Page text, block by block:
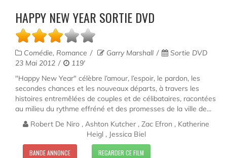
HAPPY NEW YEAR SORTIE DVD
Comédie, Romance Garry Marshall
Sortie DVD
23 Mai 2012
119'
"Happy New Year" célèbre l’amour, l’espoir, le pardon, les
secondes chances et les nouveaux départs, à travers les
histoires entremêlées de couples et de célibataires, racontées
au milieu du rythme effréné et des promesses de la ville de...
Robert De Niro , Ashton Kutcher , Zac Efron , Katherine
Heigl , Jessica Biel
BANDE ANNONCE REGARDER CE FILM